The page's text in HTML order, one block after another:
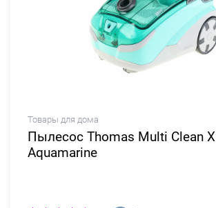
Товары для дома
Пылесос Thomas Multi Clean
Aquamarine